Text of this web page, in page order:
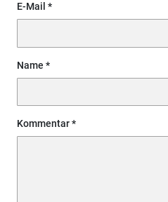
E-Mail
Name
Kommentar